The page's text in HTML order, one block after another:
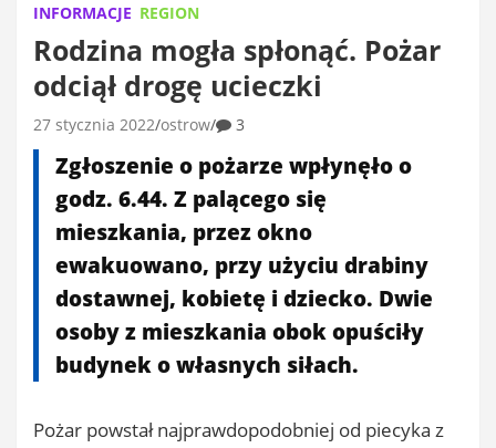
INFORMACJE REGION
Rodzina mogła spłonąć. Pożar
odciął drogę ucieczki
27 stycznia 2022 ostrow 3
Zgłoszenie o pożarze wpłynęło o
godz. 6.44. Z palącego się
mieszkania, przez okno
ewakuowano, przy użyciu drabiny
dostawnej, kobietę i dziecko. Dwie
osoby z mieszkania obok opuściły
budynek o własnych siłach.
Pożar powstał najprawdopodobniej od piecyka z